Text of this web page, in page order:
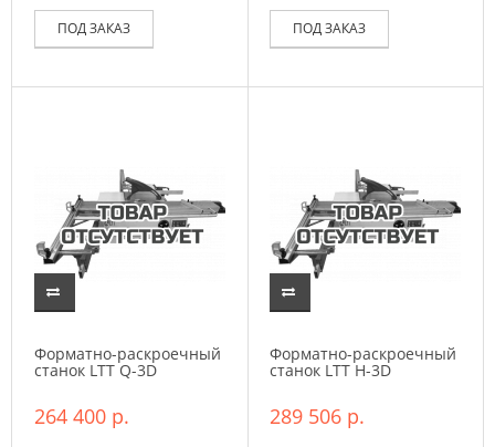
ПОД ЗАКАЗ ПОД ЗАКАЗ
Форматно-раскроечный
станок LTT Q-3D
264 400 р.
Форматно-раскроечный
станок LTT H-3D
289 506 р.